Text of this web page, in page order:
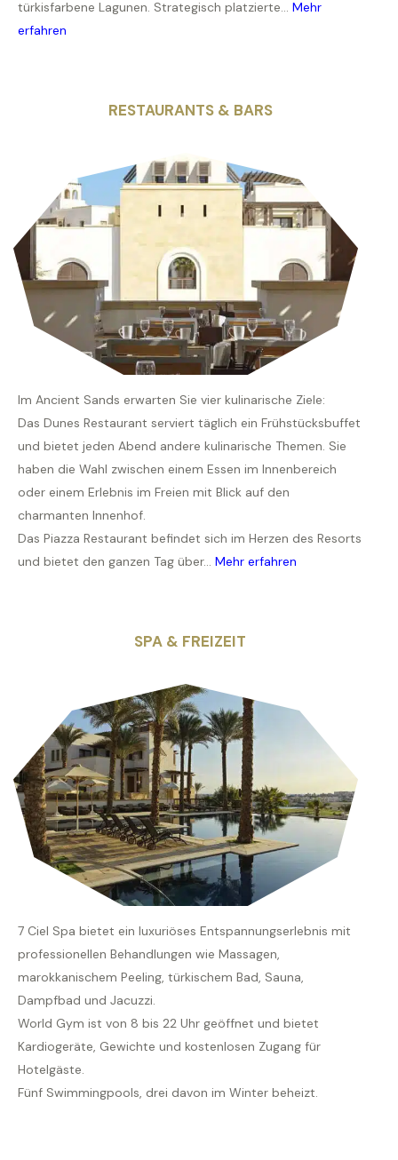
türkisfarbene Lagunen. Strategisch platzierte... Mehr
erfahren
RESTAURANTS & BARS
Im Ancient Sands erwarten Sie vier kulinarische Ziele:
Das Dunes Restaurant serviert täglich ein Frühstücksbuffet
und bietet jeden Abend andere kulinarische Themen. Sie
haben die Wahl zwischen einem Essen im Innenbereich
oder einem Erlebnis im Freien mit Blick auf den
charmanten Innenhof.
Das Piazza Restaurant befindet sich im Herzen des Resorts
und bietet den ganzen Tag über... Mehr erfahren
SPA & FREIZEIT
7 Ciel Spa bietet ein luxuriöses Entspannungserlebnis mit
professionellen Behandlungen wie Massagen,
marokkanischem Peeling, türkischem Bad, Sauna,
Dampfbad und Jacuzzi.
World Gym ist von 8 bis 22 Uhr geöffnet und bietet
Kardiogeräte, Gewichte und kostenlosen Zugang für
Hotelgäste.
Fünf Swimmingpools, drei davon im Winter beheizt.